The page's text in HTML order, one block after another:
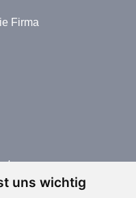
uns wichtig
Firma